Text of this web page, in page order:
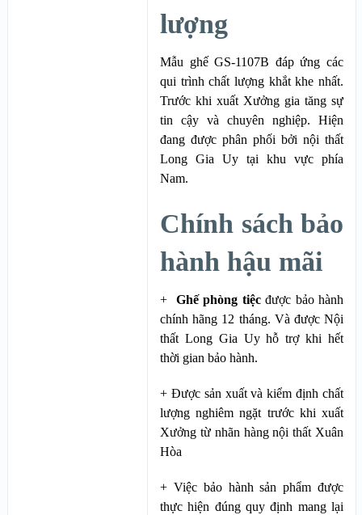
lượng
Mẫu ghế GS-1107B đáp ứng các
qui trình chất lượng khắt khe nhất.
Trước khi xuất Xưởng gia tăng sự
tin cậy và chuyên nghiệp. Hiện
đang được phân phối bởi nội thất
Long Gia Uy tại khu vực phía
Nam.
Chính sách bảo
hành hậu mãi
+ Ghế phòng tiệcđược bảo hành
chính hãng 12 tháng. Và được Nội
thất Long Gia Uy hỗ trợ khi hết
thời gian bảo hành.
+ Được sản xuất và kiểm định chất
lượng nghiêm ngặt trước khi xuất
Xưởng từ nhãn hàng nội thất Xuân
Hòa
+ Việc bảo hành sản phẩm được
thực hiện đúng quy định mang lại